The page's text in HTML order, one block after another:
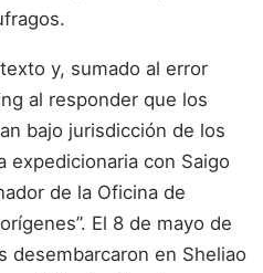
y, sumado al error
al responder que los
bajo jurisdicción de los
expedicionaria con Saigo
de la Oficina de
El 8 de mayo de
desembarcaron en Sheliao